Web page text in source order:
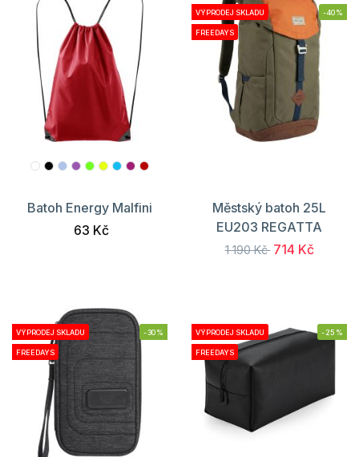
Batoh Energy Malfini
63 Kč
VÝPRODEJ SKLADU
FREEDAYS
-40%
Městský batoh 25L
EU203 REGATTA
1 190 Kč 714 Kč
VÝPRODEJ SKLADU
FREEDAYS
-30% VÝPRODEJ SKLADU
FREEDAYS
-25%